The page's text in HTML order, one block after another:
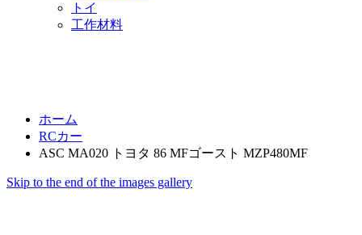
トイ
工作材料
ホーム
RCカー
ASC MA020 トヨタ 86 MFゴースト MZP480MF
Skip to the end of the images gallery